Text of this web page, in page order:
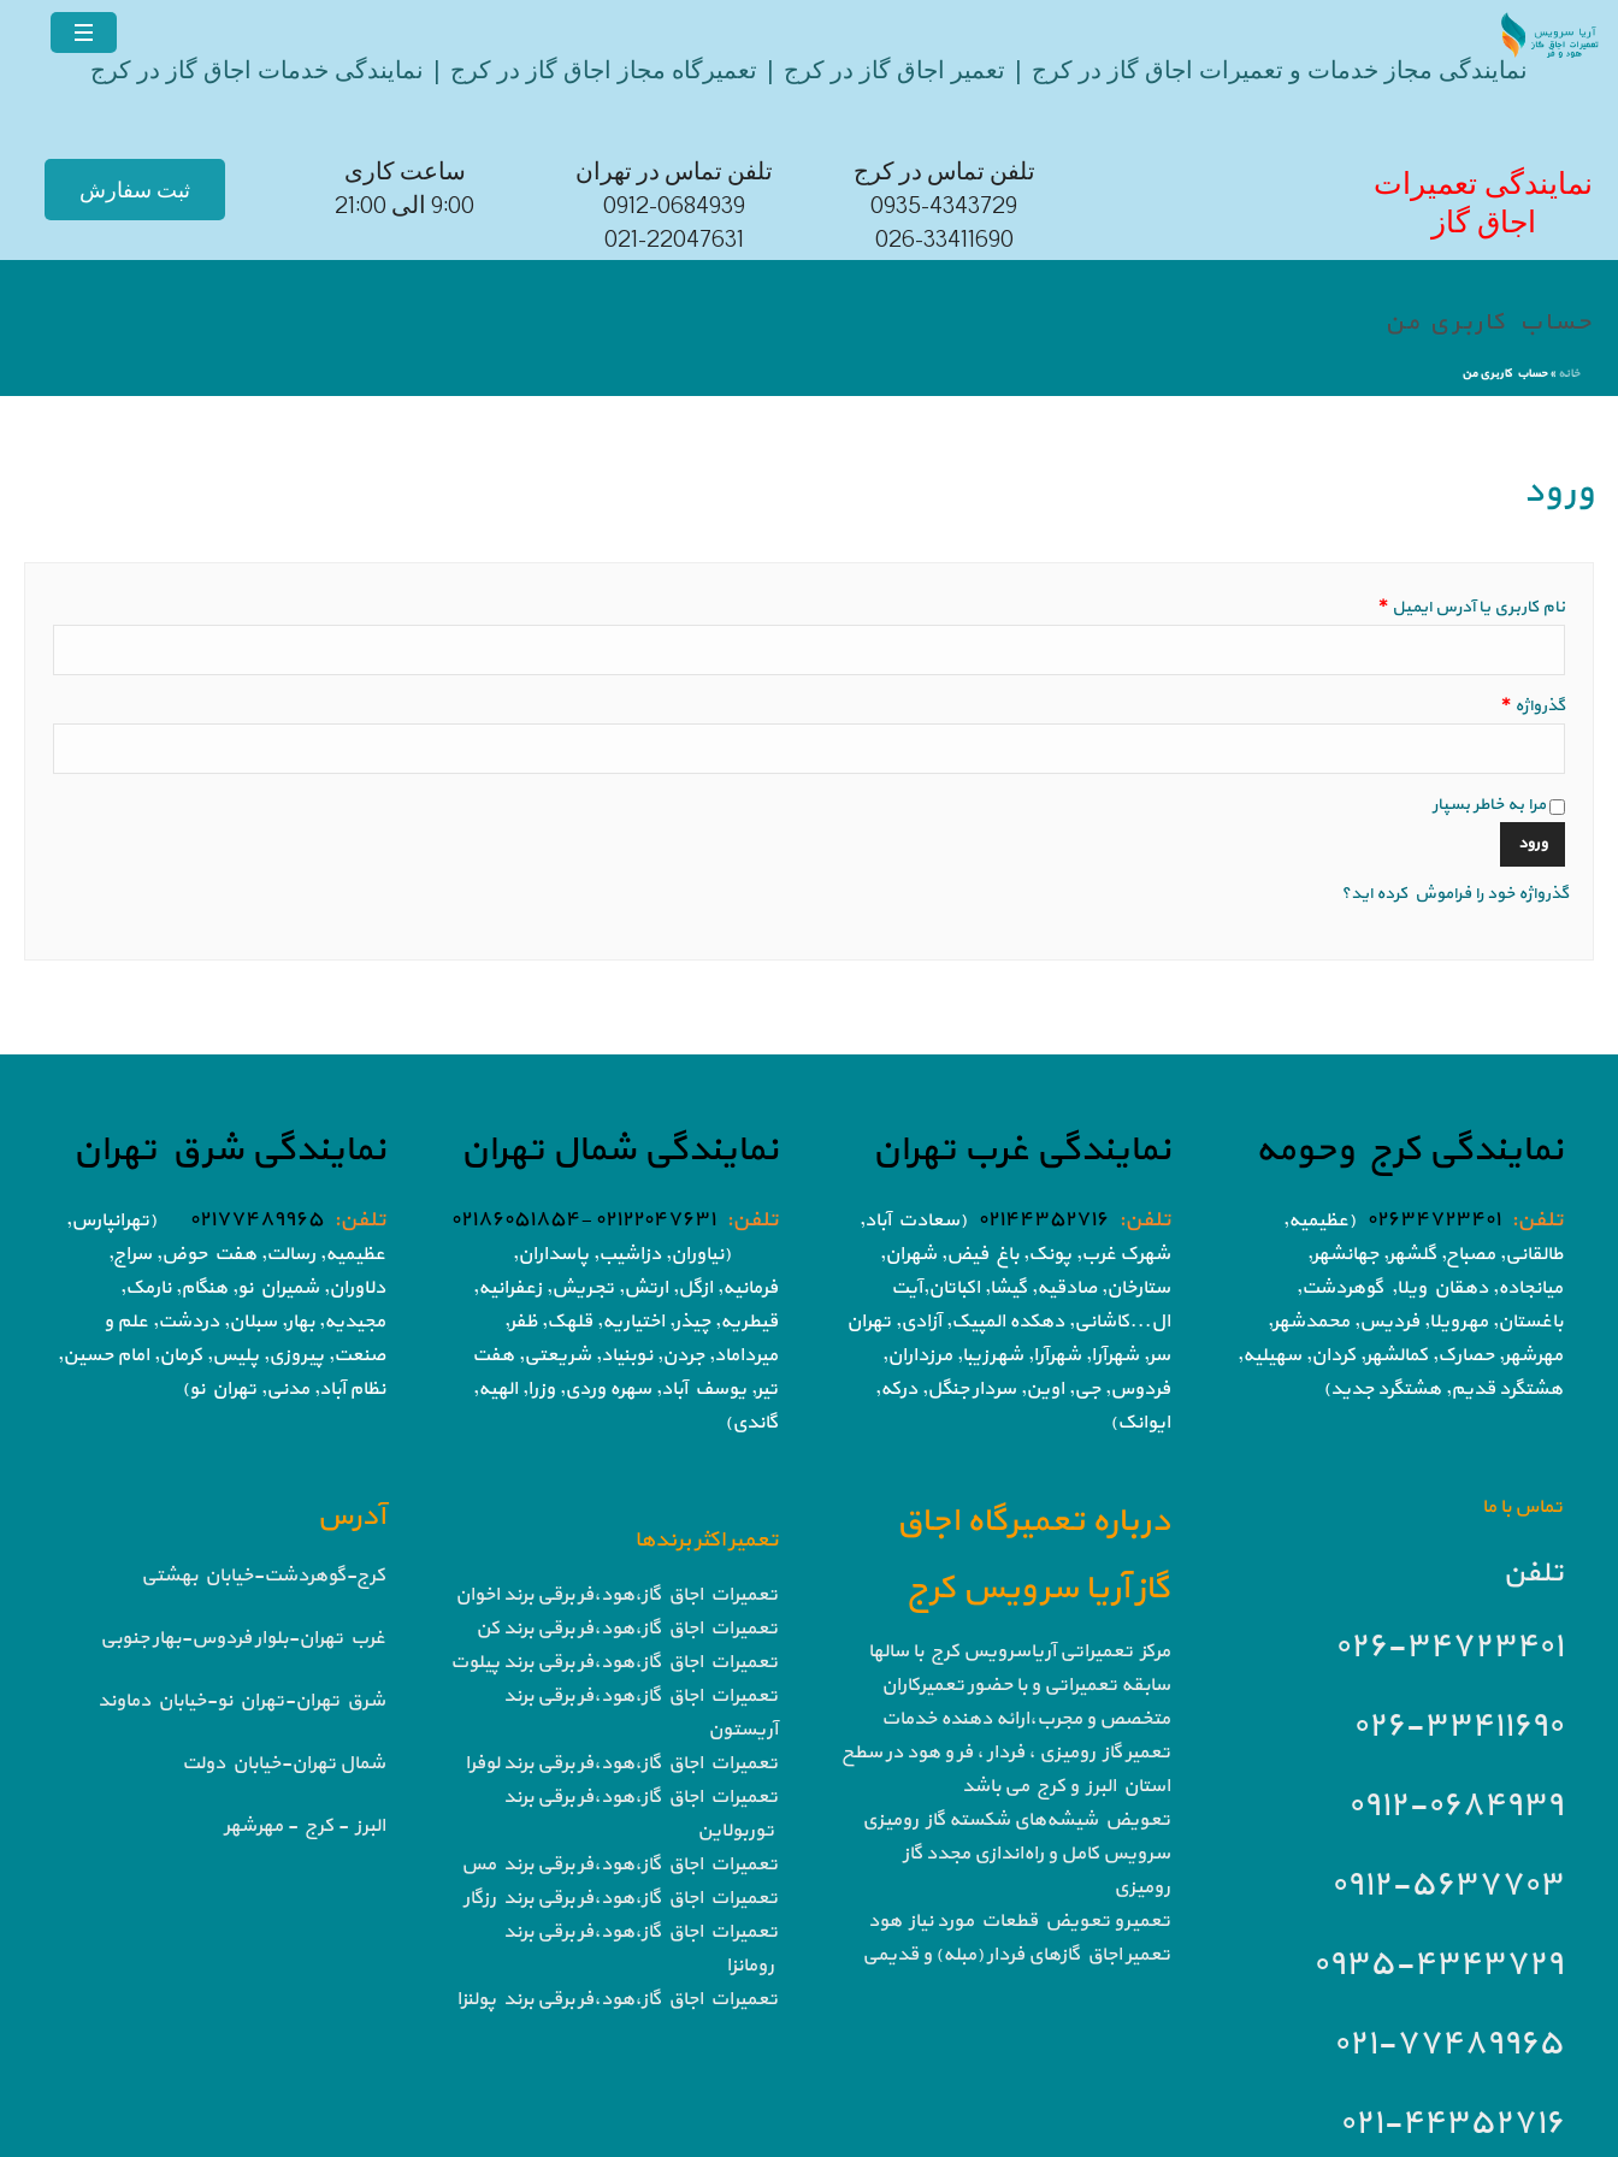
نمایندگی مجاز خدمات و تعمیرات اجاق گاز در کرج | تعمیر اجاق گاز در کرج | تعمیرگاه مجاز اجاق گاز در کرج | نمایندگی خدمات اجاق گاز در کرج
ثبت سفارش
ساعت کاری
9:00 الی 21:00
تلفن تماس در تهران
0912-0684939
021-22047631
تلفن تماس در کرج
0935-4343729
026-33411690
نمایندگی تعمیرات
اجاق گاز
حساب کاربری من
خانه »حساب کاربری من
ورود
نام کاربری یا آدرس ایمیل *الزامی
گذرواژه *الزامی
مرا به خاطر بسپار
ورود
گذرواژه خود را فراموش کرده اید؟
نمایندگی شرق تهران
تلفن: ۰۲۱۷۷۴۸۹۹۶۵
(تهرانپارس,
عظیمیه, رسالت, هفت حوض, سراج,
دلاوران, شمیران نو, هنگام, نارمک,
مجیدیه, بهار, سبلان, دردشت, علم و
صنعت, پیروزی, پلیس, کرمان, امام حسین,
نظام آباد, مدنی, تهران نو)
آدرس
کرج-گوهردشت-خیابان بهشتی
غرب تهران-بلوار فردوس-بهار جنوبی
شرق تهران-تهران نو-خیابان دماوند
شمال تهران-خیابان دولت
البرز - کرج - مهرشهر
نمایندگی شمال تهران
تلفن: ۰۲۱۲۲۰۴۷۶۳۱ -۰۲۱۸۶۰۵۱۸۵۴
(نیاوران, دزاشیب, پاسداران,
فرمانیه, ازگل, ارتش, تجریش, زعفرانیه,
قیطریه, چیذر, اختیاریه, قلهک, ظفر,
میرداماد, جردن, نوبنیاد, شریعتی, هفت
تیر, یوسف آباد, سهره وردی, وزرا, الهیه,
گاندی)
تعمیر اکثر برندها
تعمیرات اجاق گاز،هود،فر برقی برند اخوان
تعمیرات اجاق گاز،هود،فر برقی برند کن
تعمیرات اجاق گاز،هود،فر برقی برند پیلوت
تعمیرات اجاق گاز،هود،فر برقی برند
آریستون
تعمیرات اجاق گاز،هود،فر برقی برند لوفرا
تعمیرات اجاق گاز،هود،فر برقی برند
توربولاین
تعمیرات اجاق گاز،هود،فر برقی برند مس
تعمیرات اجاق گاز،هود،فر برقی برند رزگار
تعمیرات اجاق گاز،هود،فر برقی برند
رومانزا
تعمیرات اجاق گاز،هود،فر برقی برند پولنزا
نمایندگی غرب تهران
تلفن: ۰۲۱۴۴۳۵۲۷۱۶ (سعادت آباد,
شهرک غرب, پونک, باغ فیض, شهران,
ستارخان, صادقیه, گیشا, اکباتان,آیت
ال...کاشانی, دهکده المپیک, آزادی, تهران
سر, شهرآرا, شهرآرا, شهرزیبا, مرزداران,
فردوس, جی, اوین, سردار جنگل, درکه,
ایوانک)
درباره تعمیرگاه اجاق
گاز آریا سرویس کرج
مرکز تعمیراتی آریاسرویس کرج با سالها
سابقه تعمیراتی و با حضور تعمیرکاران
متخصص و مجرب،ارائه دهنده خدمات
تعمیر گاز رومیزی ، فردار ، فر و هود در سطح
استان البرز و کرج می باشد
تعویض شیشه‌های شکسته گاز رومیزی
سرویس کامل و راه‌اندازی مجدد گاز
رومیزی
تعمیرو تعویض قطعات مورد نیاز هود
تعمیر اجاق گاز‌های فردار (مبله) و قدیمی
نمایندگی کرج وحومه
تلفن: ۰۲۶۳۴۷۲۳۴۰۱
(عظیمیه,
طالقانی, مصباح, گلشهر, جهانشهر,
میانجاده, دهقان ویلا, گوهردشت,
باغستان, مهرویلا, فردیس, محمدشهر,
مهرشهر, حصارک, کمالشهر, کردان, سهیلیه,
هشتگرد قدیم, هشتگرد جدید)
تماس با ما
تلفن
۰۲۶-۳۴۷۲۳۴۰۱
۰۲۶-۳۳۴۱۱۶۹۰
۰۹۱۲-۰۶۸۴۹۳۹
۰۹۱۲-۵۶۳۷۷۰۳
۰۹۳۵-۴۳۴۳۷۲۹
۰۲۱-۷۷۴۸۹۹۶۵
۰۲۱-۴۴۳۵۲۷۱۶